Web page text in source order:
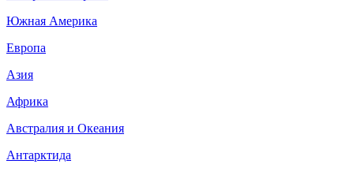
Южная Америка
Европа
Азия
Африка
Австралия и Океания
Антарктида